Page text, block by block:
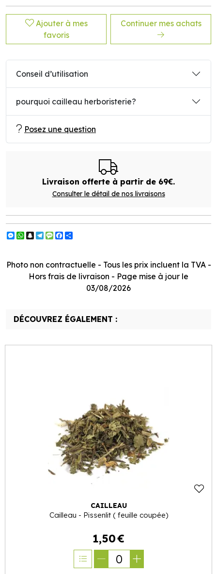
Ajouter à mes
favoris
Continuer mes achats
Conseil d’utilisation
pourquoi cailleau herboristerie?
Posez une question
Livraison offerte à partir de 69€.
Consulter le détail de nos livraisons
Messenger
WhatsApp
Snapchat
Telegram
Message
Facebook
Photo non contractuelle - Tous les prix incluent la TVA -
Hors frais de livraison - Page mise à jour le
03/08/2026
DÉCOUVREZ ÉGALEMENT :
CAILLEAU
Cailleau - Pissenlit ( feuille coupée)
1,50€
0